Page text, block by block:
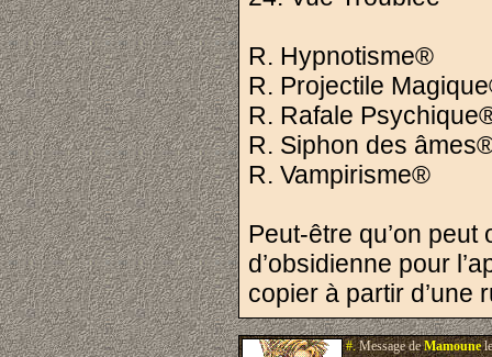
R. Hypnotisme®
R. Projectile
R. Rafale
R. Siphon des
R. Vampirisme®
Peut-être qu’on
d’obsidienne pour
copier à partir d’une
#.Message deMamoune